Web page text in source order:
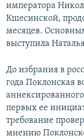
императора
Кшесинской,
месяцев.
выступила
До избрания в
года Поклонская
первых ее
требование
мнению